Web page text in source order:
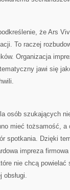
że Ars
To raczej
Organizacja
jawi się
osób szukających
mieć tożsamość, a
spotkania. Dzięki
impreza
nie chcą powielać
obsługi.